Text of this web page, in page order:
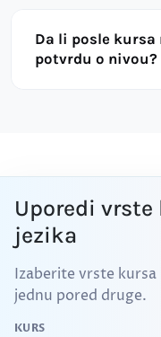
Da li posle
potvrdu o nivou?
Uporedi
jezika
Izaberite vrste
jednu pored druge.
KURS